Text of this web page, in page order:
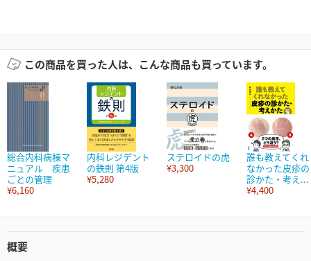
この商品を買った人は、こんな商品も買っています。
総合内科病棟マ
ニュアル 疾患
ごとの管理
¥6,160
内科レジデント
の鉄則 第4版
¥5,280
ステロイドの虎
¥3,300
誰も教えてくれ
なかった皮疹の
診かた・考え...
¥4,400
概要